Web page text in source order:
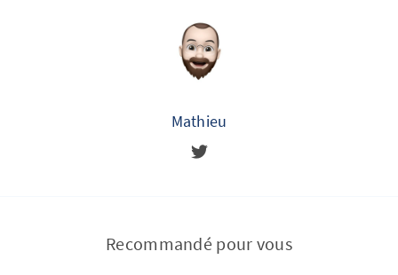
Mathieu
Recommandé pour vous